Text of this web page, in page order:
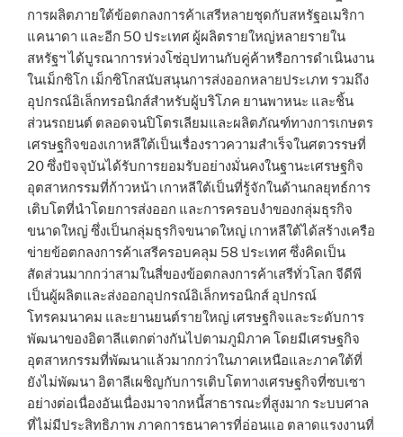
การผลิตภายใต้ข้อตกลงการค้าเสรีหลายชุดกับสหรัฐอเมริกา
แคนาดา และอีก 50 ประเทศ ผู้ผลิตรายใหญ่หลายรายใน
สหรัฐฯ ได้บูรณาการห่วงโซ่อุปทานกับคู่ค้าหรือการดำเนินงาน
ในเม็กซิโก เม็กซิโกสนับสนุนการส่งออกหลายประเภท รวมถึง
อุปกรณ์อิเล็กทรอนิกส์สำหรับผู้บริโภค ยานพาหนะ และชิ้น
ส่วนรถยนต์ ตลอดจนปิโตรเลียมและผลิตภัณฑ์ทางการเกษตร
เศรษฐกิจของเกาหลีใต้เป็นเรื่องราวความสำเร็จในศตวรรษที่
20 ซึ่งปัจจุบันได้รับการยอมรับอย่างมั่นคงในฐานะเศรษฐกิจ
อุตสาหกรรมที่ก้าวหน้า เกาหลีใต้เป็นที่รู้จักในด้านกลยุทธ์การ
เติบโตที่นำโดยการส่งออก และการครอบงำของกลุ่มธุรกิจ
ขนาดใหญ่ ซึ่งเป็นกลุ่มธุรกิจขนาดใหญ่ เกาหลีใต้ได้สร้างเครือ
ข่ายข้อตกลงการค้าเสรีครอบคลุม 58 ประเทศ ซึ่งคิดเป็น
สัดส่วนมากกว่าสามในสี่ของข้อตกลงการค้าเสรีทั่วโลก จีดีพี
เป็นผู้ผลิตและส่งออกอุปกรณ์อิเล็กทรอนิกส์ อุปกรณ์
โทรคมนาคม และยานยนต์รายใหญ่ เศรษฐกิจและระดับการ
พัฒนาของอิตาลีแตกต่างกันไปตามภูมิภาค โดยมีเศรษฐกิจ
อุตสาหกรรมที่พัฒนาแล้วมากกว่าในภาคเหนือและภาคใต้ที่
ยังไม่พัฒนา อิตาลีเผชิญกับการเติบโตทางเศรษฐกิจที่ซบเซา
อย่างต่อเนื่องอันเนื่องมาจากหนี้สาธารณะที่สูงมาก ระบบศาล
ที่ไม่มีประสิทธิภาพ ภาคการธนาคารที่อ่อนแอ ตลาดแรงงานที่